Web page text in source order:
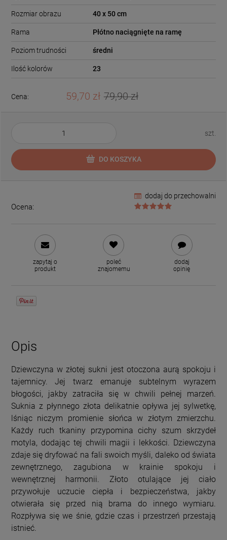
Rozmiar obrazu 40 x 50 cm
Rama Płótno naciągnięte na ramę
Poziom trudności średni
Ilość kolorów 23
Cena: 59,70 zł 79,90 zł
szt.
DO KOSZYKA
dodaj do przechowalni
Ocena:
zapytaj o
produkt
poleć
znajomemu
dodaj
opinię
Opis
Dziewczyna w złotej sukni jest otoczona aurą spokoju i
tajemnicy. Jej twarz emanuje subtelnym wyrazem
błogości, jakby zatraciła się w chwili pełnej marzeń.
Suknia z płynnego złota delikatnie opływa jej sylwetkę,
lśniąc niczym promienie słońca w złotym zmierzchu.
Każdy ruch tkaniny przypomina cichy szum skrzydeł
motyla, dodając tej chwili magii i lekkości. Dziewczyna
zdaje się dryfować na fali swoich myśli, daleko od świata
zewnętrznego, zagubiona w krainie spokoju i
wewnętrznej harmonii. Złoto otulające jej ciało
przywołuje uczucie ciepła i bezpieczeństwa, jakby
otwierała się przed nią brama do innego wymiaru.
Rozpływa się we śnie, gdzie czas i przestrzeń przestają
istnieć.